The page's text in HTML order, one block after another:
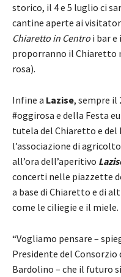
storico, il 4 e 5 luglio ci
cantine aperte ai
Chiaretto in Centro i bar
proporranno il Chiaretto
rosa).
Infine a Lazise, sempre il
#oggirosa e della Festa
tutela del Chiaretto e del
l’associazione di
all’ora dell’aperitivo
concerti nelle piazzette
a base di Chiaretto e di
come le ciliegie e il miele.
“Vogliamo pensare –
Presidente del
Bardolino – che il futuro